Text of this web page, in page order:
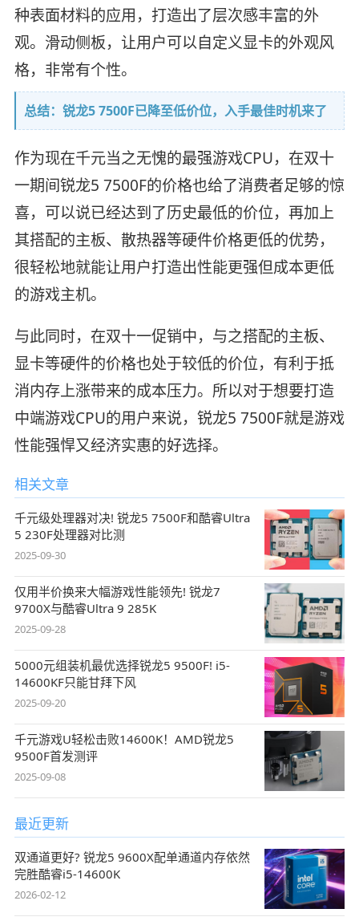
种表面材料的应用，打造出了层次感丰富的外
观。滑动侧板，让用户可以自定义显卡的外观风
格，非常有个性。
总结：锐龙5 7500F已降至低价位，入手最佳时机来了
作为现在千元当之无愧的最强游戏CPU，在双十
一期间锐龙5 7500F的价格也给了消费者足够的惊
喜，可以说已经达到了历史最低的价位，再加上
其搭配的主板、散热器等硬件价格更低的优势，
很轻松地就能让用户打造出性能更强但成本更低
的游戏主机。
与此同时，在双十一促销中，与之搭配的主板、
显卡等硬件的价格也处于较低的价位，有利于抵
消内存上涨带来的成本压力。所以对于想要打造
中端游戏CPU的用户来说，锐龙5 7500F就是游戏
性能强悍又经济实惠的好选择。
相关文章
千元级处理器对决! 锐龙5 7500F和酷睿Ultra
5 230F处理器对比测
2025-09-30
仅用半价换来大幅游戏性能领先! 锐龙7
9700X与酷睿Ultra 9 285K
2025-09-28
5000元组装机最优选择锐龙5 9500F! i5-
14600KF只能甘拜下风
2025-09-20
千元游戏U轻松击败14600K！AMD锐龙5
9500F首发测评
2025-09-08
最近更新
双通道更好? 锐龙5 9600X配单通道内存依然
完胜酷睿i5-14600K
2026-02-12